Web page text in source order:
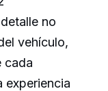
no
vehículo,
cada
experiencia